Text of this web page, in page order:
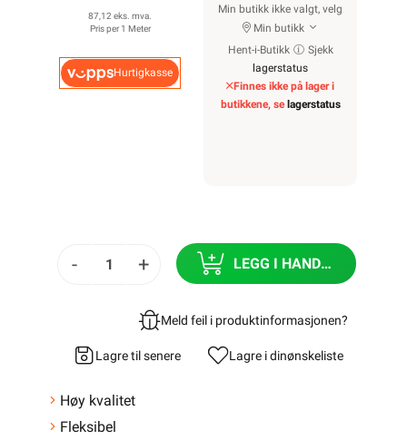
87,12 eks. mva.
Pris per 1 Meter
Hurtigkasse
Min butikk ikke valgt, velg
Min butikk
Hent-i-Butikk
Sjekk
lagerstatus
Finnes ikke på lager i
butikkene, se lagerstatus
- + LEGG I HANDLEKURV
Meld feil i produktinformasjonen?
Lagre til senere Lagre i dinønskeliste
Høy kvalitet
Fleksibel